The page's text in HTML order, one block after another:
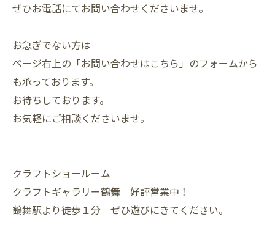
ぜひお電話にてお問い合わせくださいませ。
お急ぎでない方は
ページ右上の「お問い合わせはこちら」のフォームから
も承っております。
お待ちしております。
お気軽にご相談くださいませ。
クラフトショールーム
クラフトギャラリー鶴舞 好評営業中！
鶴舞駅より徒歩１分 ぜひ遊びにきてください。